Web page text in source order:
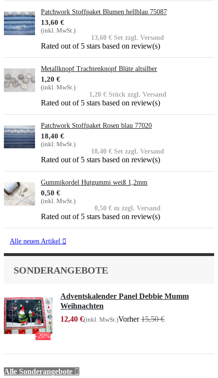
Patchwork Stoffpaket Blumen hellblau 75087
13,60 €
(inkl. MwSt.)
13,60 € Set zzgl. Versand
Rated out of 5 stars based on review(s)
Metallknopf Trachtenknopf Blüte altsilber
1,20 €
(inkl. MwSt.)
1,20 € Stück zzgl. Versand
Rated out of 5 stars based on review(s)
Patchwork Stoffpaket Rosen blau 77020
18,40 €
(inkl. MwSt.)
18,40 € Set zzgl. Versand
Rated out of 5 stars based on review(s)
Gummikordel Hutgummi weiß 1,2mm
0,50 €
(inkl. MwSt.)
0,50 € m zzgl. Versand
Rated out of 5 stars based on review(s)
Alle neuen Artikel 
SONDERANGEBOTE
-20%
Adventskalender Panel Debbie Mumm
Weihnachten
12,40 €(inkl. MwSt.)Vorher15,50 €
Alle Sonderangebote 